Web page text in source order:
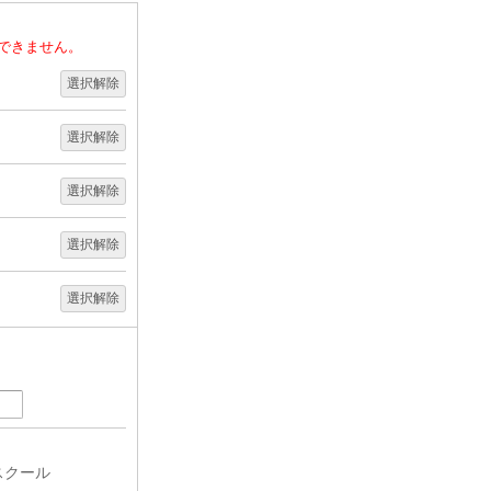
ません。
選択解除
選択解除
選択解除
選択解除
選択解除
クール